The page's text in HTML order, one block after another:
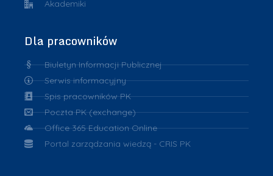
Akademiki
Dla pracowników
Biuletyn Informacji Publicznej
Serwis informacyjny
Spis pracowników PK
Poczta PK (exchange)
Office 365 Education Online
Portal zarządzania wiedzą - CRIS PK